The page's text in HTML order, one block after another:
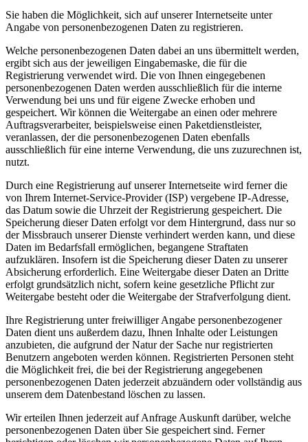
Sie haben die Möglichkeit, sich auf unserer Internetseite unter
Angabe von personenbezogenen Daten zu registrieren.
Welche personenbezogenen Daten dabei an uns übermittelt werden,
ergibt sich aus der jeweiligen Eingabemaske, die für die
Registrierung verwendet wird. Die von Ihnen eingegebenen
personenbezogenen Daten werden ausschließlich für die interne
Verwendung bei uns und für eigene Zwecke erhoben und
gespeichert. Wir können die Weitergabe an einen oder mehrere
Auftragsverarbeiter, beispielsweise einen Paketdienstleister,
veranlassen, der die personenbezogenen Daten ebenfalls
ausschließlich für eine interne Verwendung, die uns zuzurechnen ist,
nutzt.
Durch eine Registrierung auf unserer Internetseite wird ferner die
von Ihrem Internet-Service-Provider (ISP) vergebene IP-Adresse,
das Datum sowie die Uhrzeit der Registrierung gespeichert. Die
Speicherung dieser Daten erfolgt vor dem Hintergrund, dass nur so
der Missbrauch unserer Dienste verhindert werden kann, und diese
Daten im Bedarfsfall ermöglichen, begangene Straftaten
aufzuklären. Insofern ist die Speicherung dieser Daten zu unserer
Absicherung erforderlich. Eine Weitergabe dieser Daten an Dritte
erfolgt grundsätzlich nicht, sofern keine gesetzliche Pflicht zur
Weitergabe besteht oder die Weitergabe der Strafverfolgung dient.
Ihre Registrierung unter freiwilliger Angabe personenbezogener
Daten dient uns außerdem dazu, Ihnen Inhalte oder Leistungen
anzubieten, die aufgrund der Natur der Sache nur registrierten
Benutzern angeboten werden können. Registrierten Personen steht
die Möglichkeit frei, die bei der Registrierung angegebenen
personenbezogenen Daten jederzeit abzuändern oder vollständig aus
unserem dem Datenbestand löschen zu lassen.
Wir erteilen Ihnen jederzeit auf Anfrage Auskunft darüber, welche
personenbezogenen Daten über Sie gespeichert sind. Ferner